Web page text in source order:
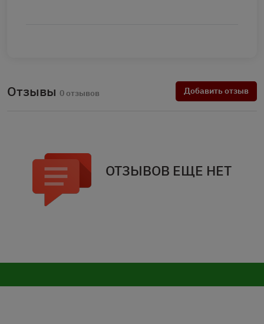
Отзывы 0 отзывов Добавить отзыв
ОТЗЫВОВ ЕЩЕ НЕТ